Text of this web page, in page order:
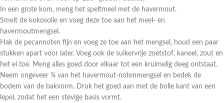
In een grote kom, meng het speltmeel met de havermout.
Smelt de kokosolie en voeg deze toe aan het meel- en
havermoutmengsel.
Hak de pecannoten fijn en voeg ze toe aan het mengsel, houd een paar
stukken apart voor later. Voeg ook de suikervrije zoetstof, kaneel, zout en
het ei toe. Meng alles goed door elkaar tot een kruimelig deeg ontstaat.
Neem ongeveer ¾ van het havermout-notenmengsel en bedek de
bodem van de bakvorm. Druk het goed aan met de bolle kant van een
lepel, zodat het een stevige basis vormt.